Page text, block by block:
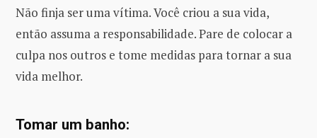
Não finja ser uma vítima. Você criou a sua vida,
então assuma a responsabilidade. Pare de colocar a
culpa nos outros e tome medidas para tornar a sua
vida melhor.
Tomar um banho: